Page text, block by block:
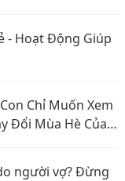
- Hoạt Động Giúp
Chỉ Muốn Xem
Đổi Mùa Hè Của
người vợ? Đừng